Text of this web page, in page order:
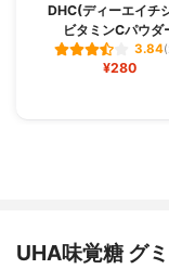
DHC(ディーエイチ
ビタミンCパウダ
3.84
¥280
UHA味覚糖 グ